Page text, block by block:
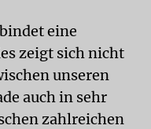
eine
zeigt sich nicht
unseren
auch in sehr
zahlreichen